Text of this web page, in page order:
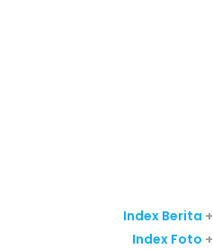
Index Berita +
Index Foto +